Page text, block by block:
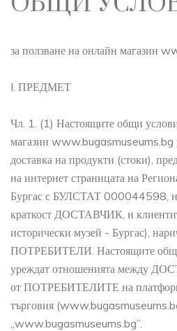
за ползване на онлайн магазин
I. ПРЕДМЕТ
Чл. 1. (1) Настоящите общи
магазин www.bugasmuseums.bg
доставка на продукти (стоки),
на интернет страницата на
Бургас с БУЛСТАТ 000044598,
краткост ДОСТАВЧИК, и
исторически музей - Бургас),
ПОТРЕБИТЕЛИ. Настоящите общи
уреждат отношенията между
от ПОТРЕБИТЕЛИТЕ на
търговия
„www.bugasmuseums.bg”.